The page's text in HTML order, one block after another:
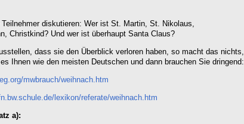
diskutieren: Wer ist St. Martin, St. Nikolaus,
Christkind? Und wer ist überhaupt Santa Claus?
dass sie den Überblick verloren haben, so macht das nichts,
Ihnen wie den meisten Deutschen und dann brauchen Sie dringend:
mwbrauch/weihnach.htm
lexikon/referate/weihnach.htm
a):